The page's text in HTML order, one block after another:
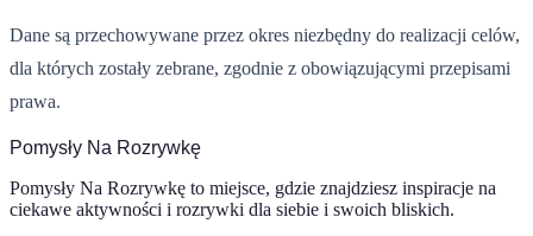
Dane są przechowywane przez okres niezbędny do realizacji celów,
dla których zostały zebrane, zgodnie z obowiązującymi przepisami
prawa.
Pomysły Na Rozrywkę
Pomysły Na Rozrywkę to miejsce, gdzie znajdziesz inspiracje na
ciekawe aktywności i rozrywki dla siebie i swoich bliskich.